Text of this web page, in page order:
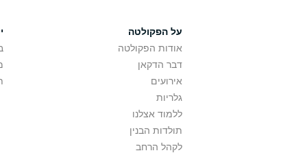
על הפקולטה
אודות הפקולטה
דבר הדקאן
אירועים
גלריות
ללמוד אצלנו
תולדות הבנין
לקהל הרחב